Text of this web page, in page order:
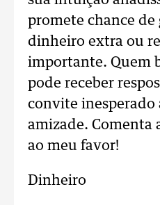
promete chance de
dinheiro extra ou
importante. Quem
pode receber
convite inesperado
amizade. Comenta
ao meu favor!
Dinheiro